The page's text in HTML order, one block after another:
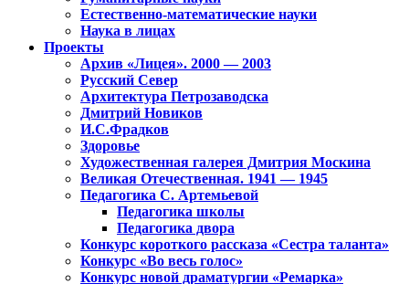
Естественно-математические науки
Наука в лицах
Проекты
Архив «Лицея». 2000 — 2003
Русский Север
Архитектура Петрозаводска
Дмитрий Новиков
И.С.Фрадков
Здоровье
Художественная галерея Дмитрия Москина
Великая Отечественная. 1941 — 1945
Педагогика С. Артемьевой
Педагогика школы
Педагогика двора
Конкурс короткого рассказа «Сестра таланта»
Конкурс «Во весь голос»
Конкурс новой драматургии «Ремарка»